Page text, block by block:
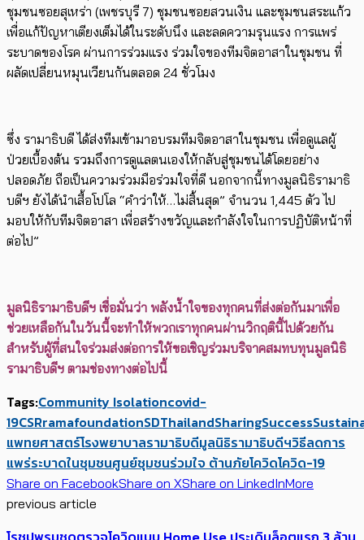
ชุมชนซอยสุเหร่า (เพชรบุรี 7) ชุมชนซอยสวนเงิน และชุมชนสระแก้ว
เพื่อแก้ปัญหาเตียงเต็มได้ในระดับนึง และลดความรุนแรง การแพร่
ระบาดของโรค ผ่านการร่วมแรง ร่วมใจของทีมจิตอาสาในชุมชน ที่
ผลัดเปลี่ยนหมุนเวียนกันตลอด 24 ชั่วโมง
ซึ่ง รามาธิบดี ได้ส่งทีมเข้ามาอบรมทีมจิตอาสาในชุมชน เพื่อดูแลผู้
ป่วยเบื้องต้น รวมถึงการดูแลตนเองให้กลับสู่ชุมชนได้โดยอย่าง
ปลอดภัย ถือเป็นความร่วมมือร่วมใจที่ดี นอกจากนี้ทางมูลนิธิรามาธิ
บดีฯ ยังได้นำเสื้อโปโล “คำว่าให้…ไม่สิ้นสุด” จำนวน 1,445 ตัว ไป
มอบให้กับทีมจิตอาสา เพื่อสร้างขวัญและกำลังใจในการปฏิบัติหน้าที่
ต่อไป”
มูลนิธิรามาธิบดีฯ เชื่อมั่นว่า พลังน้ำใจของทุกคนที่ส่งต่อกันมาเพื่อ
ช่วยเหลือกันในวันนี้จะทำให้พวกเราทุกคนผ่านวิกฤตินี้ไปด้วยกัน
สำหรับผู้ที่สนใจร่วมส่งต่อการให้ขอเชิญร่วมบริจาคสมทบทุนมูลนิธิ
รามาธิบดีฯ ตามช่องทางต่อไปนี้
Tags:Community Isolationcovid-
19CSRramafoundationSDThailandSharingSuccess
แพทยศาสตร์โรงพยาบาลรามาธิบดีมูลนิธิรามาธิบดีฯวิธีลดการ
แพร่ระบาดในชุมชนศูนย์ชุมชนร่วมใจ ต้านภัยโควิดโควิด-19
Share on FacebookShare on XShare on LinkedInMore
previous article